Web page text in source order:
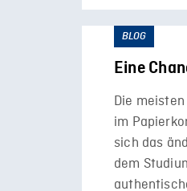
BLOG
Eine
Die
im
sich das
dem